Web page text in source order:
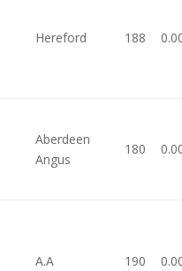
Hereford 188
Aberdeen
Angus
180
A.A 190